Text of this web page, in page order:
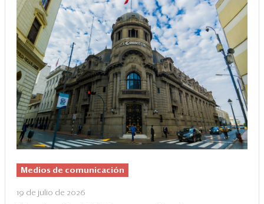
Medios de comunicación
19 de julio de 2026